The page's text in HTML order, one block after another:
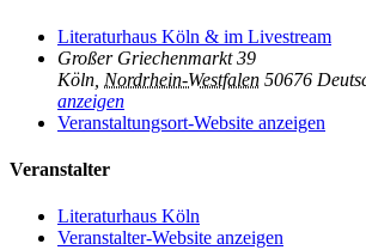
Literaturhaus Köln & im Livestream
Großer Griechenmarkt 39
Köln Nordrhein-Westfalen 50676
anzeigen
Veranstaltungsort-Website anzeigen
Veranstalter
Literaturhaus Köln
Veranstalter-Website anzeigen